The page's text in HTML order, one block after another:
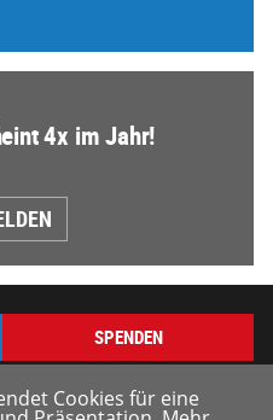
Cookies für eine
4x im Jahr!
SPENDEN